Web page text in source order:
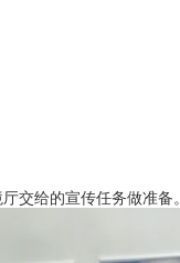
交给的宣传任务做准备。